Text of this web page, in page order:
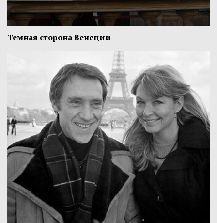
Темная сторона Венеции